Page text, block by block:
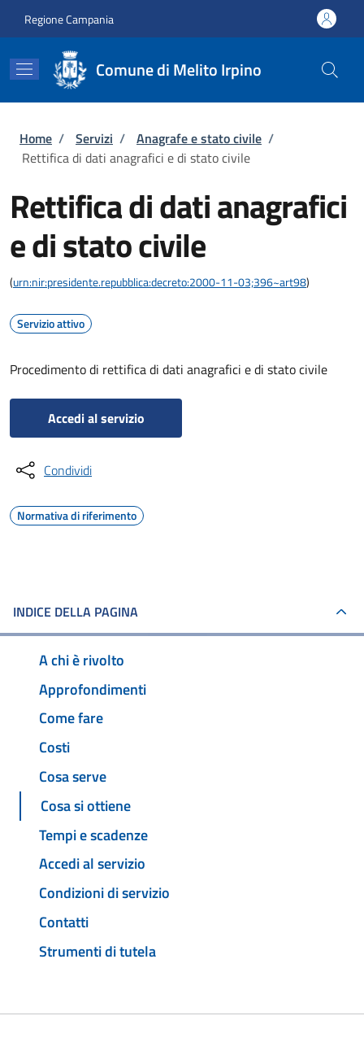
Regione Campania
Comune di Melito Irpino
Briciole di pane
Home / Servizi / Anagrafe e stato civile /
Rettifica di dati anagrafici e di stato civile
Rettifica di dati anagrafici
e di stato civile
(urn:nir:presidente.repubblica:decreto:2000-11-03;396~art98)
Servizio attivo
Procedimento di rettifica di dati anagrafici e di stato civile
Accedi al servizio
Condividi
Normativa di riferimento
INDICE DELLA PAGINA
A chi è rivolto
Approfondimenti
Come fare
Costi
Cosa serve
Cosa si ottiene
Tempi e scadenze
Accedi al servizio
Condizioni di servizio
Contatti
Strumenti di tutela